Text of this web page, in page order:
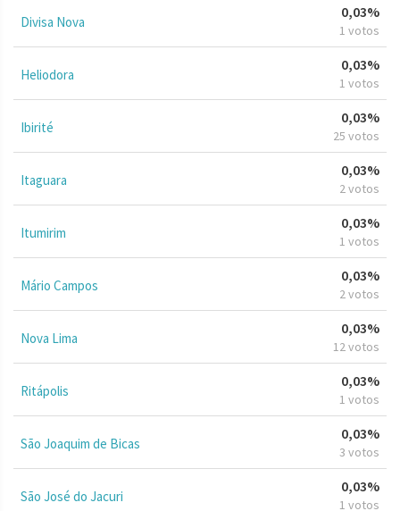
Divisa Nova
0,03%
1 votos
Heliodora
0,03%
1 votos
Ibirité
0,03%
25 votos
Itaguara
0,03%
2 votos
Itumirim
0,03%
1 votos
Mário Campos
0,03%
2 votos
Nova Lima
0,03%
12 votos
Ritápolis
0,03%
1 votos
São Joaquim de Bicas
0,03%
3 votos
São José do Jacuri
0,03%
1 votos